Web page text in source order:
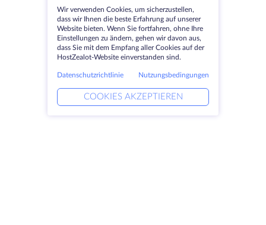
Wir verwenden Cookies, um sicherzustellen,
dass wir Ihnen die beste Erfahrung auf unserer
Website bieten. Wenn Sie fortfahren, ohne Ihre
Einstellungen zu ändern, gehen wir davon aus,
dass Sie mit dem Empfang aller Cookies auf der
HostZealot-Website einverstanden sind.
Datenschutzrichtlinie Nutzungsbedingungen
COOKIES AKZEPTIEREN